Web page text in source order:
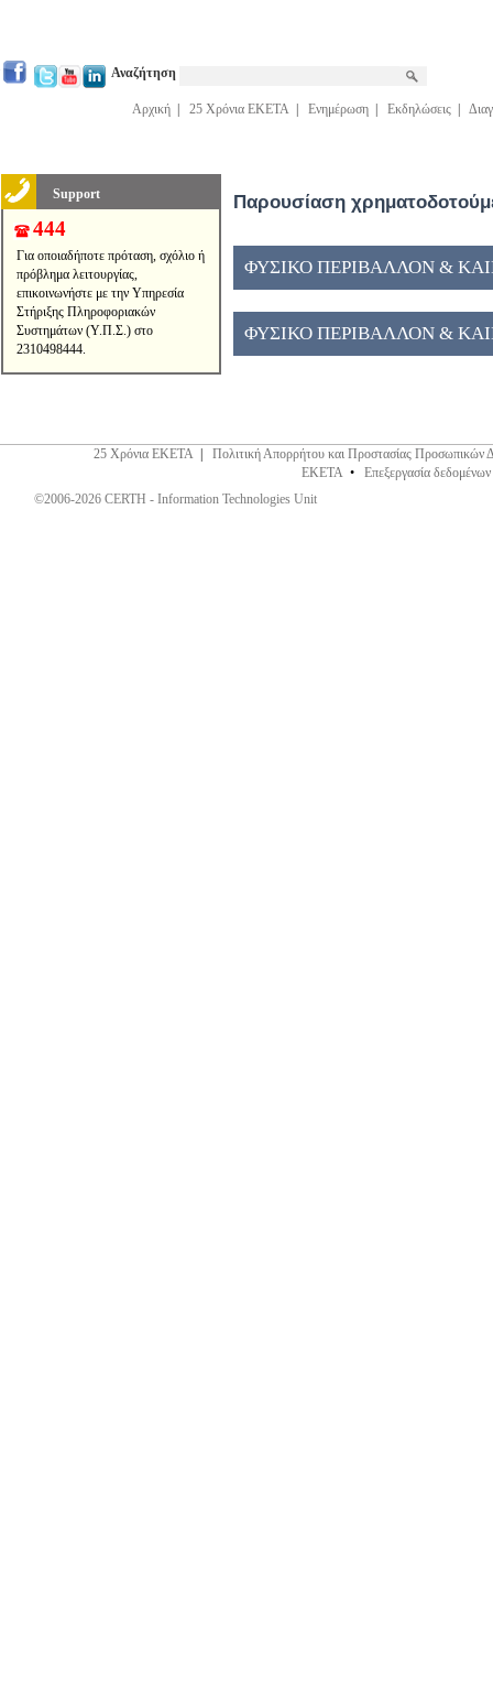
Αναζήτηση
Αρχική 25 Χρόνια ΕΚΕΤΑ Ενημέρωση Εκδηλώσεις
Support
444
Για οποιαδήποτε πρόταση, σχόλιο ή
πρόβλημα λειτουργίας,
επικοινωνήστε με την Υπηρεσία
Στήριξης Πληροφοριακών
Συστημάτων (Υ.Π.Σ.) στο
2310498444.
Παρουσίαση
ΦΥΣΙΚΟ ΠΕΡΙΒΑΛΛΟΝ &
ΦΥΣΙΚΟ ΠΕΡΙΒΑΛΛΟΝ &
25 Χρόνια ΕΚΕΤΑ
Πολιτική Απορρήτου και Προστασίας Προσωπικών
ΕΚΕΤΑ • Επεξεργασία
©2006-2026 CERTH - Information Technologies Unit